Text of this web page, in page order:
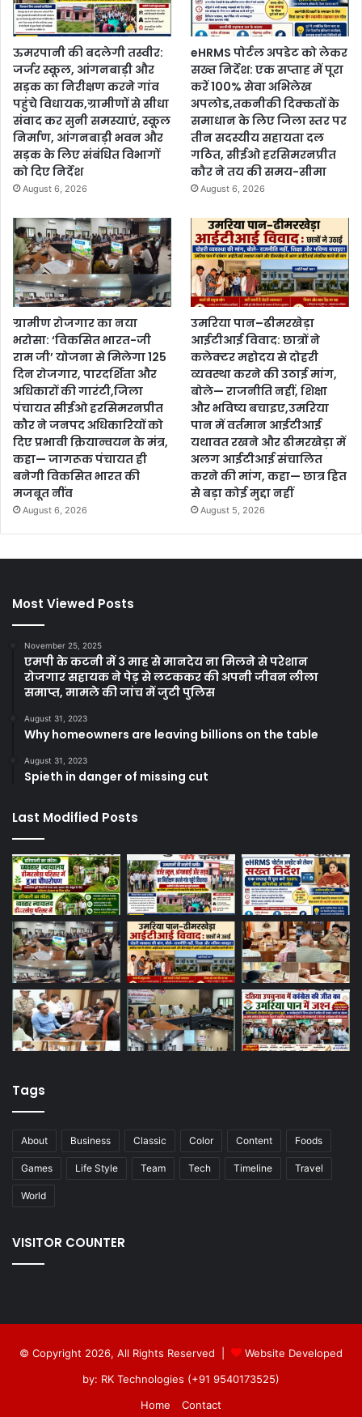
ऊमरपानी की बदलेगी तस्वीर:
जर्जर स्कूल, आंगनबाड़ी और
सड़क का निरीक्षण करने गांव
पहुंचे विधायक,ग्रामीणों से सीधा
संवाद कर सुनी समस्याएं, स्कूल
निर्माण, आंगनबाड़ी भवन और
सड़क के लिए संबंधित विभागों
को दिए निर्देश
August 6, 2026
eHRMS पोर्टल अपडेट को लेकर
सख्त निर्देश: एक सप्ताह में पूरा
करें 100% सेवा अभिलेख
अपलोड,तकनीकी दिक्कतों के
समाधान के लिए जिला स्तर पर
तीन सदस्यीय सहायता दल
गठित, सीईओ हरसिमरनप्रीत
कौर ने तय की समय-सीमा
August 6, 2026
ग्रामीण रोजगार का नया
भरोसा: ‘विकसित भारत-जी
राम जी’ योजना से मिलेगा 125
दिन रोजगार, पारदर्शिता और
अधिकारों की गारंटी,जिला
पंचायत सीईओ हरसिमरनप्रीत
कौर ने जनपद अधिकारियों को
दिए प्रभावी क्रियान्वयन के मंत्र,
कहा— जागरूक पंचायत ही
बनेगी विकसित भारत की
मजबूत नींव
August 6, 2026
उमरिया पान–ढीमरखेड़ा
आईटीआई विवाद: छात्रों ने
कलेक्टर महोदय से दोहरी
व्यवस्था करने की उठाई मांग,
बोले— राजनीति नहीं, शिक्षा
और भविष्य बचाइए,उमरिया
पान में वर्तमान आईटीआई
यथावत रखने और ढीमरखेड़ा में
अलग आईटीआई संचालित
करने की मांग, कहा— छात्र हित
से बड़ा कोई मुद्दा नहीं
August 5, 2026
Most Viewed Posts
November 25, 2025
एमपी के कटनी में 3 माह से मानदेय ना मिलने से परेशान
रोजगार सहायक ने पेड़ से लटककर की अपनी जीवन लीला
समाप्त, मामले की जांच में जुटी पुलिस
August 31, 2023
Why homeowners are leaving billions on the table
August 31, 2023
Spieth in danger of missing cut
Last Modified Posts
Tags
About Business Classic Color Content Foods
Games Life Style Team Tech Timeline Travel
World
VISITOR COUNTER
© Copyright 2026, All Rights Reserved |
Website Developed
by: RK Technologies (+91 9540173525)
Home
Contact